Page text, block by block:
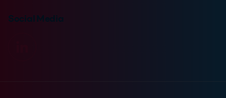
Social Media